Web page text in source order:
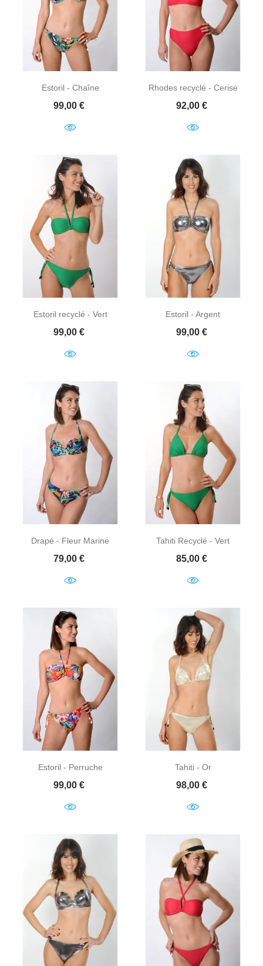
Estoril - Chaîne
Prix
99,00 €
Rhodes recyclé - Cerise
Prix
92,00 €
Estoril recyclé - Vert
Prix
99,00 €
Estoril - Argent
Prix
99,00 €
Drapé - Fleur Marine
Prix
79,00 €
Tahiti Recyclé - Vert
Prix
85,00 €
Estoril - Perruche
Prix
99,00 €
Tahiti - Or
Prix
98,00 €